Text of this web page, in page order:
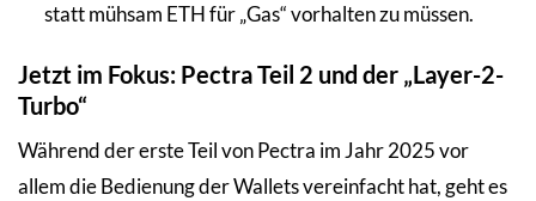
statt mühsam ETH für „Gas“ vorhalten zu müssen.
Jetzt im Fokus: Pectra Teil 2 und der „Layer-2-
Turbo“
Während der erste Teil von Pectra im Jahr 2025 vor
allem die Bedienung der Wallets vereinfacht hat, geht es